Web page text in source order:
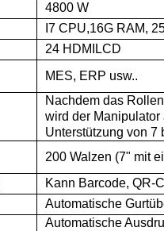
4800 W
I7 CPU,16G RAM,
24 HDMI LCD
MES, ERP usw..
Nachdem das
wird der
Unterstützung von 7
200 Walzen (7" mit
Kann Barcode, QR-
Automatische
Automatische